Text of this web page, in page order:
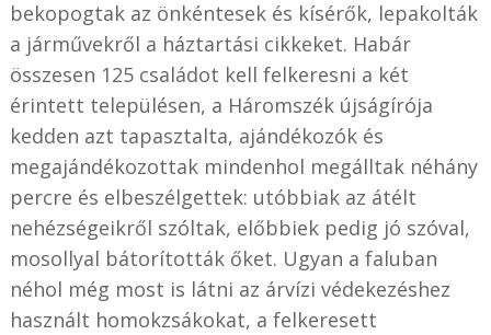
bekopogtak az önkéntesek és kísérők, lepakolták
a járművekről a háztartási cikkeket. Habár
összesen 125 családot kell felkeresni a két
érintett településen, a Háromszék újságírója
kedden azt tapasztalta, ajándékozók és
megajándékozottak mindenhol megálltak néhány
percre és elbeszélgettek: utóbbiak az átélt
nehézségeikről szóltak, előbbiek pedig jó szóval,
mosollyal bátorították őket. Ugyan a faluban
néhol még most is látni az árvízi védekezéshez
használt homokzsákokat, a felkeresett